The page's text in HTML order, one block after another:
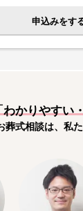
申込みをす
わかりやすい
葬式相談は、私